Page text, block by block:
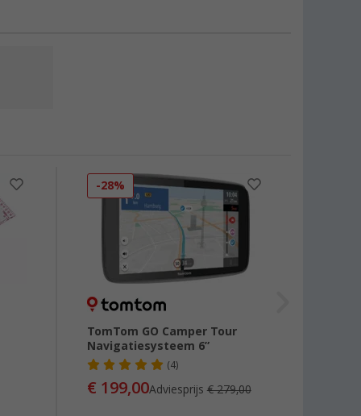
-28%
TomTom GO Camper Tour
Navigatiesysteem 6”
(4)
€ 199,00Adviesprijs € 279,00